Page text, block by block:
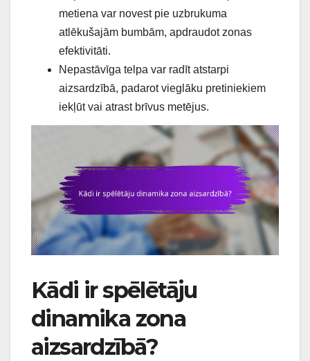
metiena var novest pie uzbrukuma
atlēkušajām bumbām, apdraudot zonas
efektivitāti.
Nepastāvīga telpa var radīt atstarpi
aizsardzībā, padarot vieglāku pretiniekiem
iekļūt vai atrast brīvus metējus.
Kādi ir spēlētāju
dinamika zona
aizsardzībā?